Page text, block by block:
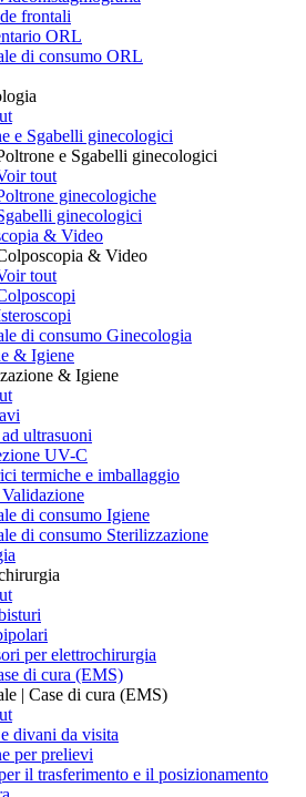
frontali
ORL
di consumo ORL
e Sgabelli ginecologici
e Sgabelli ginecologici
tout
ginecologiche
ginecologici
& Video
& Video
tout
di consumo Ginecologia
& Igiene
& Igiene
ultrasuoni
UV-C
termiche e imballaggio
di consumo Igiene
di consumo Sterilizzazione
per elettrochirurgia
di cura (EMS)
| Case di cura (EMS)
divani da visita
per prelievi
il trasferimento e il posizionamento